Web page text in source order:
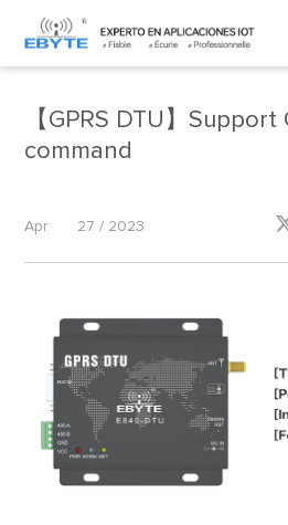
Home > Product dynamics >
【GPRS DTU】
command
Apr 27 / 2023